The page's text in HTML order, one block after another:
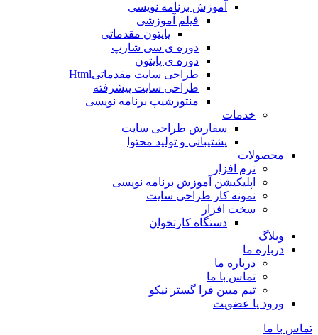
آموزش برنامه نویسی
فیلم آموزشی
پایتون مقدماتی
دوره ی سی شارپ
دوره ی پایتون
طراحی سایت مقدماتیHtml
طراحی سایت پیشرفته
منتورشیپ برنامه نویسی
خدمات
سفارش طراحی سایت
پشتیبانی و تولید محتوا
محصولات
نرم افزار
اپلیکیشن آموزش برنامه نویسی
نمونه کار طراحی سایت
سخت افزار
دستگاه کارتخوان
وبلاگ
درباره ما
درباره ما
تماس با ما
تیم مبین فرا گستر نیکو
ورود یا عضویت
تماس با ما